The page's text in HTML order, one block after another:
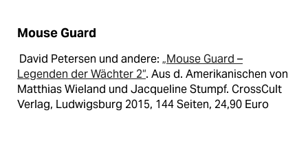
Mouse Guard
David Petersen und andere: „Mouse Guard –
Legenden der Wächter 2“. Aus d. Amerikanischen von
Matthias Wieland und Jacqueline Stumpf. CrossCult
Verlag, Ludwigsburg 2015, 144 Seiten, 24,90 Euro